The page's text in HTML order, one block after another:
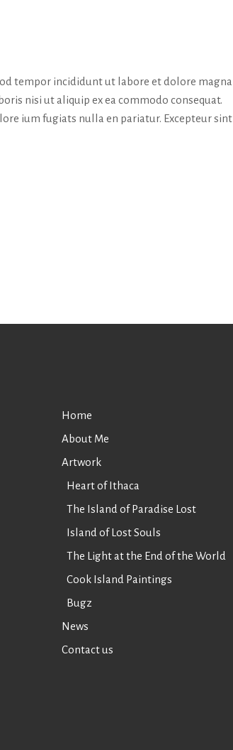
tempor incididunt ut labore et dolore magna
nisi ut aliquip ex ea commodo consequat.
ium fugiats nulla en pariatur. Excepteur sint
Home
About Me
Artwork
Heart of Ithaca
The Island of Paradise Lost
Island of Lost Souls
The Light at the End of the World
Cook Island Paintings
Bugz
News
Contact us